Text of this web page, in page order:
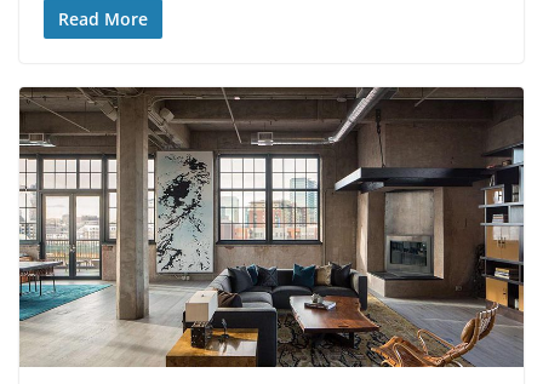
Read More